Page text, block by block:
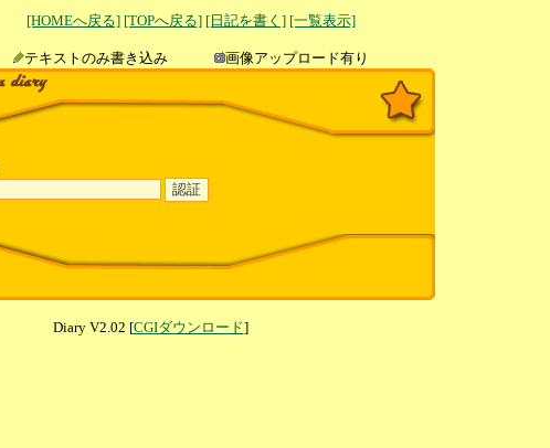
[HOMEへ戻る] [TOPへ戻る] [日記を書く] [一覧表示]
テキストのみ書き込み
画像アップロード有り
Diary V2.02 [CGIダウンロード]